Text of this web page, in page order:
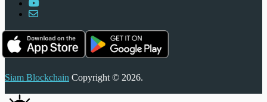
Siam Blockchain Copyright © 2026.